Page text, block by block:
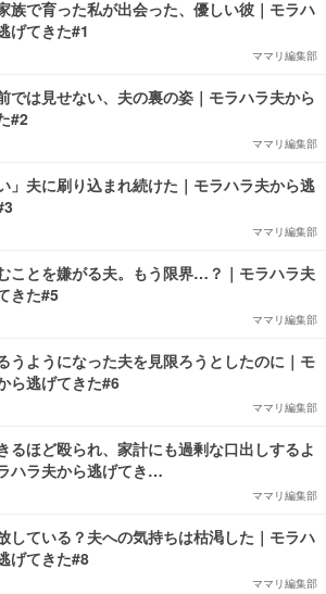
族で育った私が出会った、優しい彼｜モラハ
げてきた#1
ママリ編集部
では見せない、夫の裏の姿｜モラハラ夫から
#2
ママリ編集部
」夫に刷り込まれ続けた｜モラハラ夫から逃
ママリ編集部
ことを嫌がる夫。もう限界…？｜モラハラ夫
きた#5
ママリ編集部
うようになった夫を見限ろうとしたのに｜モ
ら逃げてきた#6
ママリ編集部
るほど殴られ、家計にも過剰な口出しするよ
ハラ夫から逃げてき…
ママリ編集部
している？夫への気持ちは枯渇した｜モラハ
げてきた#8
ママリ編集部